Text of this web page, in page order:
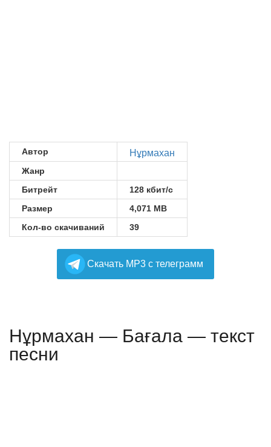
Автор Нұрмахан
Жанр
Битрейт
128 кбит/с
Размер
4,071 MB
Кол-во скачиваний
39
Cкачать MP3 с телеграмм
Нұрмахан — Бағала — текст
песни